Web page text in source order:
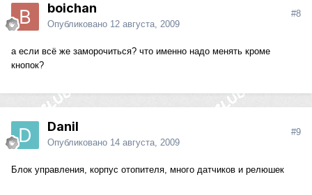
boichan
Опубликовано 12 августа, 2009
#8
а если всё же заморочиться? что именно надо менять кроме
кнопок?
Danil
Опубликовано 14 августа, 2009
#9
Блок управления, корпус отопителя, много датчиков и релюшек